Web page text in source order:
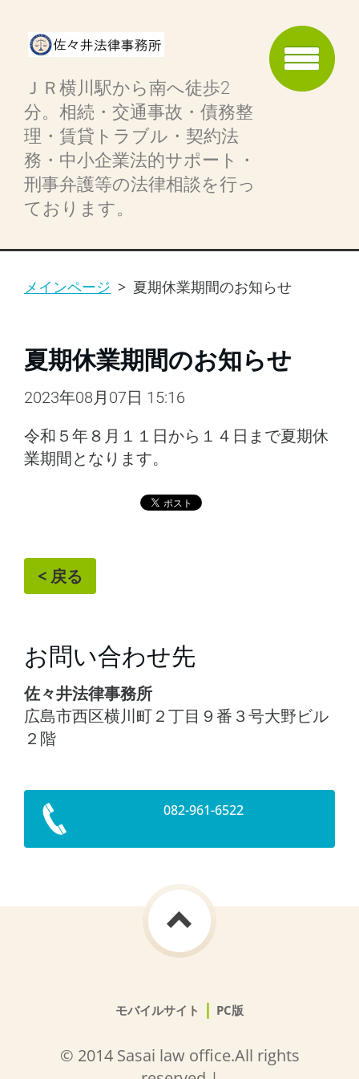
ＪＲ横川駅から南へ徒歩2
分。相続・交通事故・債務整
理・賃貸トラブル・契約法
務・中小企業法的サポート・
刑事弁護等の法律相談を行っ
ております。
メインページ > 夏期休業期間のお知らせ
夏期休業期間のお知らせ
2023年08月07日 15:16
令和５年８月１１日から１４日まで夏期休
業期間となります。
< 戻る
お問い合わせ先
佐々井法律事務所
広島市西区横川町２丁目９番３号大野ビル
２階
082-961-6522
モバイルサイト | PC版
© 2014 Sasai law office.All rights